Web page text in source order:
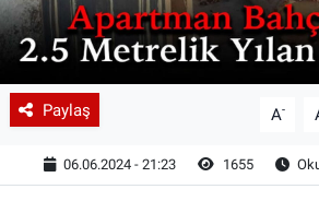
Paylaş A-
06.06.2024 - 21:23 1655